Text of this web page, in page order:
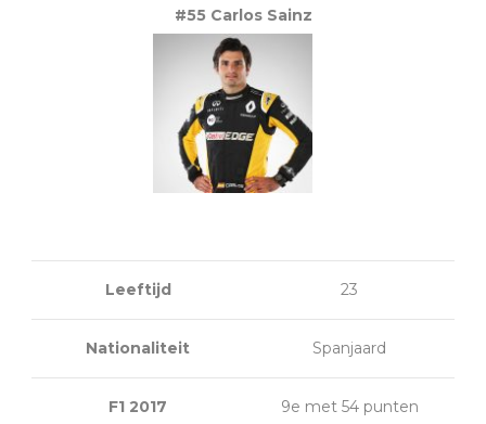
#55 Carlos Sainz
Leeftijd 23
Nationaliteit Spanjaard
F1 2017 9e met 54 punten